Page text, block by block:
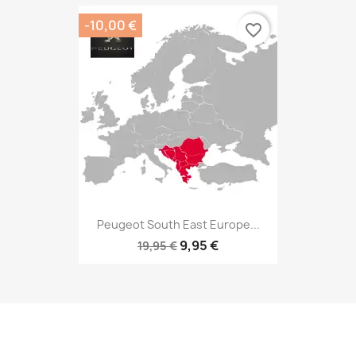
Peugeot South East Europe...
19,95 € 9,95 €
-10,00 € favorite_border